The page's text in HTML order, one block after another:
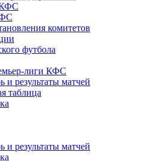
комитетов
футбола
лиги КФС
и результаты матчей
таблица
и результаты матчей